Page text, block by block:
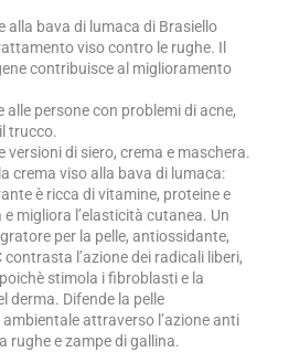
alla bava di lumaca di Brasiello
viso contro le rughe. Il
contribuisce al miglioramento
persone con problemi di acne,
trucco.
versioni di siero, crema e maschera.
crema viso alla bava di lumaca:
è ricca di vitamine, proteine e
migliora l’elasticità cutanea. Un
per la pelle, antiossidante,
l’azione dei radicali liberi,
stimola i fibroblasti e la
derma. Difende la pelle
attraverso l’azione anti
rughe e zampe di gallina.